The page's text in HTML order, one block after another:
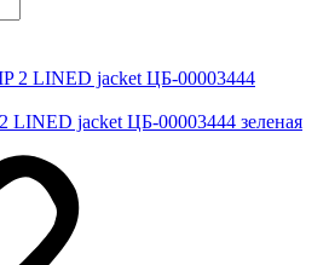
LINED jacket ЦБ-00003444 зеленая